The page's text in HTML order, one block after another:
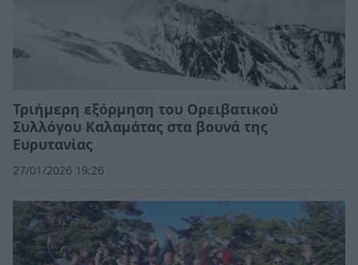
Τριήμερη εξόρμηση του Ορειβατικού
Συλλόγου Καλαμάτας στα βουνά της
Ευρυτανίας
27/01/2026 19:26